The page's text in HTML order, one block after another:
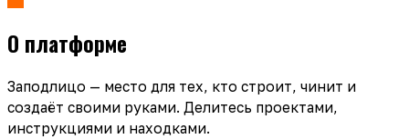
О платформе
Заподлицо — место для тех, кто строит, чинит и
создаёт своими руками. Делитесь проектами,
инструкциями и находками.